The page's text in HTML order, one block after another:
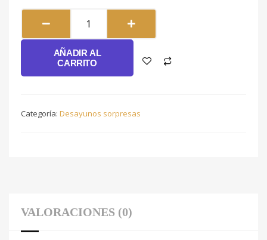
#028
cantidad
AÑADIR AL
CARRITO
Categoría: Desayunos sorpresas
VALORACIONES (0)